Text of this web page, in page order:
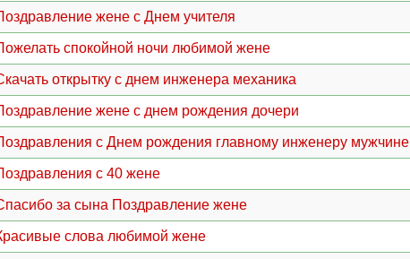
жене с Днем учителя
спокойной ночи любимой жене
открытку с днем инженера механика
жене с днем рождения дочери
с Днем рождения главному инженеру мужчине
с 40 жене
за сына Поздравление жене
слова любимой жене